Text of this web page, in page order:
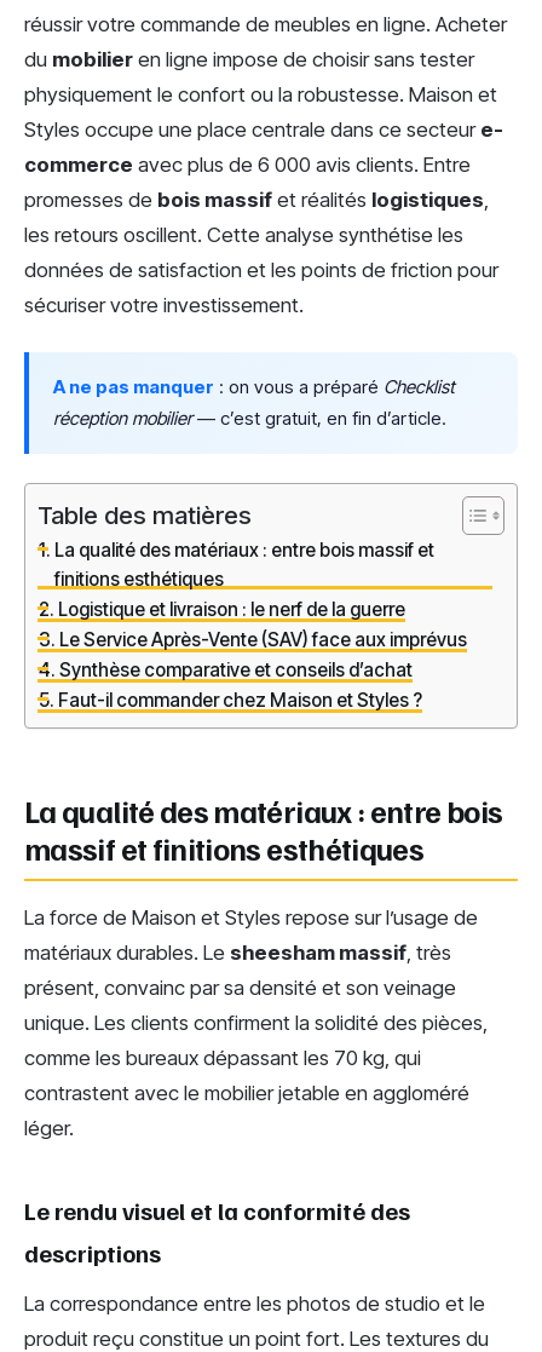
réussir votre commande de meubles en ligne. Acheter
du mobilier en ligne impose de choisir sans tester
physiquement le confort ou la robustesse. Maison et
Styles occupe une place centrale dans ce secteur e-
commerce avec plus de 6 000 avis clients. Entre
promesses de bois massif et réalités logistiques
les retours oscillent. Cette analyse synthétise les
données de satisfaction et les points de friction pour
sécuriser votre investissement.
A ne pas manquer : on vous a préparé Checklist
réception mobilier— c’est gratuit, en fin d’article.
Table des matières
La qualité des matériaux : entre bois massif et
finitions esthétiques
Logistique et livraison : le nerf de la guerre
Le Service Après-Vente (SAV) face aux imprévus
Synthèse comparative et conseils d’achat
Faut-il commander chez Maison et Styles ?
La qualité des matériaux : entre bois
massif et finitions esthétiques
La force de Maison et Styles repose sur l’usage de
matériaux durables. Le sheesham massif , très
présent, convainc par sa densité et son veinage
unique. Les clients confirment la solidité des pièces,
comme les bureaux dépassant les 70 kg, qui
contrastent avec le mobilier jetable en aggloméré
léger.
Le rendu visuel et la conformité des
descriptions
La correspondance entre les photos de studio et le
produit reçu constitue un point fort. Les textures du